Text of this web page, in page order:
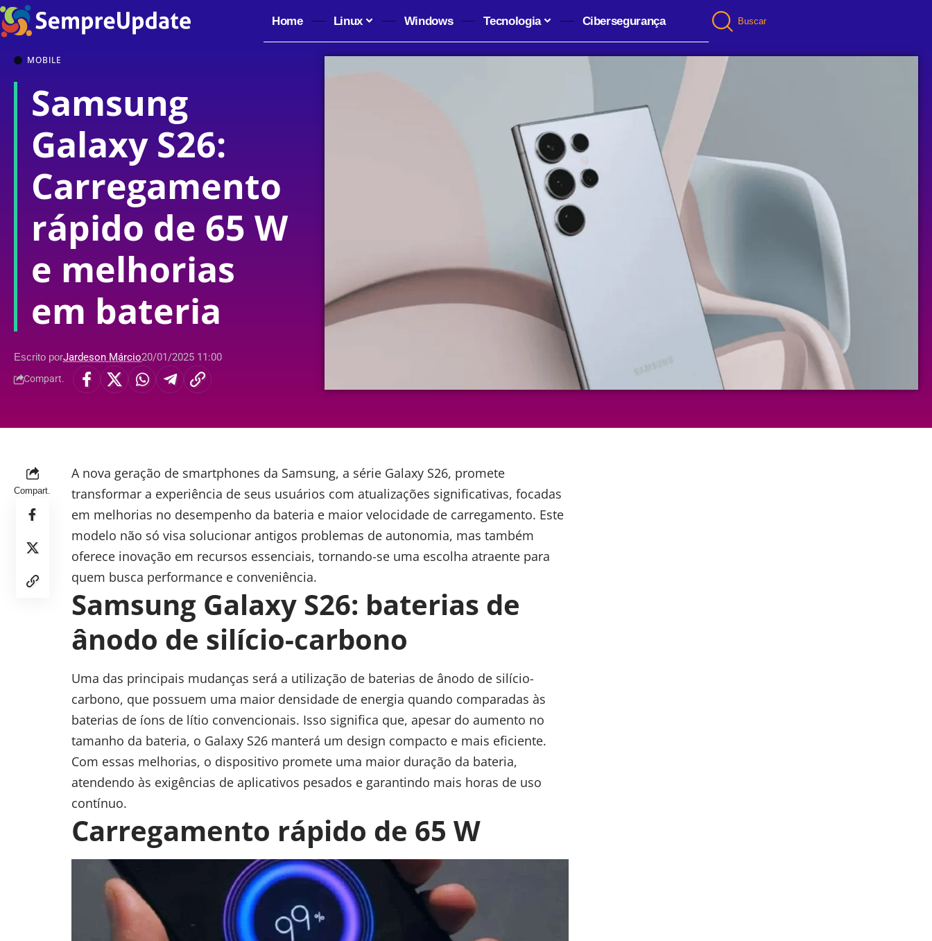
Home Linux Windows Tecnologia Cibersegurança Buscar
MOBILE
Samsung
Galaxy S26:
Carregamento
rápido de 65 W
e melhorias
em bateria
Escrito porJardeson Márcio20/01/2025 11:00
Compart.
Compart.
A nova geração de smartphones da Samsung, a série Galaxy S26, promete
transformar a experiência de seus usuários com atualizações significativas, focadas
em melhorias no desempenho da bateria e maior velocidade de carregamento. Este
modelo não só visa solucionar antigos problemas de autonomia, mas também
oferece inovação em recursos essenciais, tornando-se uma escolha atraente para
quem busca performance e conveniência.
Samsung Galaxy S26: baterias de
ânodo de silício-carbono
Uma das principais mudanças será a utilização de baterias de ânodo de silício-
carbono, que possuem uma maior densidade de energia quando comparadas às
baterias de íons de lítio convencionais. Isso significa que, apesar do aumento no
tamanho da bateria, o Galaxy S26 manterá um design compacto e mais eficiente.
Com essas melhorias, o dispositivo promete uma maior duração da bateria,
atendendo às exigências de aplicativos pesados e garantindo mais horas de uso
contínuo.
Carregamento rápido de 65 W